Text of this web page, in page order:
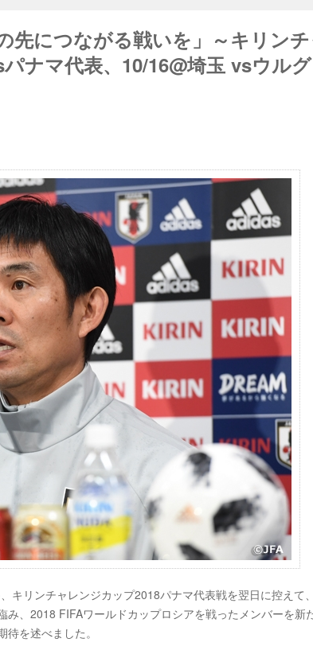
先につながる戦いを」～キリン
ナマ代表、10/16@埼玉 vsウル
キリンチャレンジカップ2018パナマ代表戦を翌日に控えて
、2018 FIFAワールドカップロシアを戦ったメンバーを新
を述べました。